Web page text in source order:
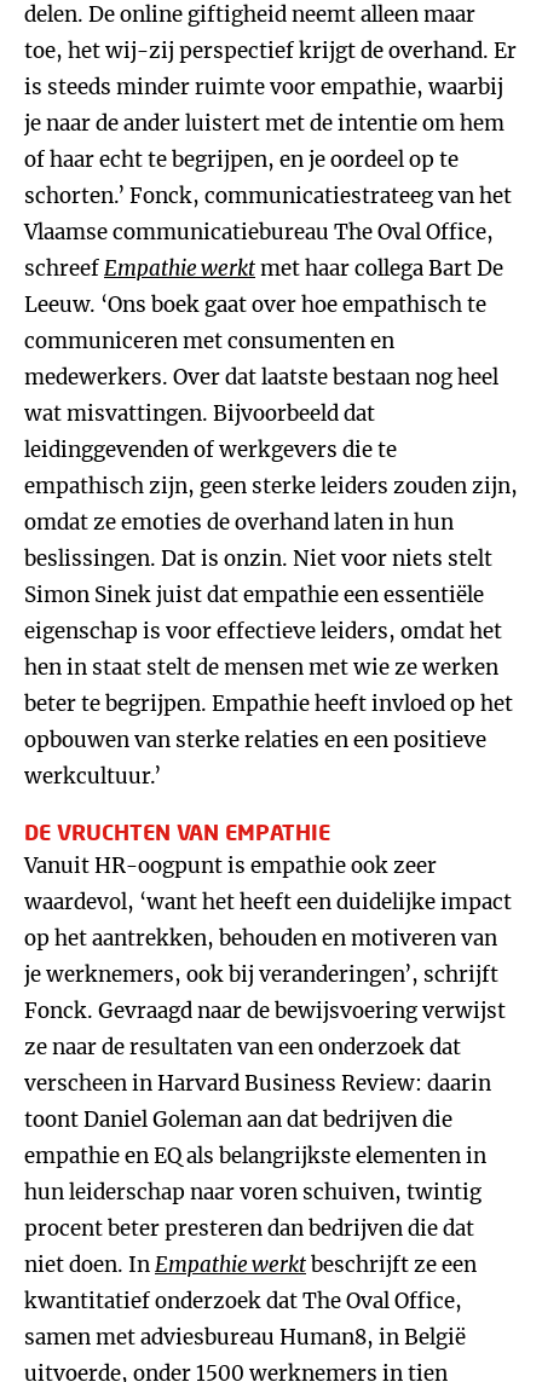
delen. De online giftigheid neemt alleen maar
toe, het wij-zij perspectief krijgt de overhand. Er
is steeds minder ruimte voor empathie, waarbij
je naar de ander luistert met de intentie om hem
of haar echt te begrijpen, en je oordeel op te
schorten.’ Fonck, communicatiestrateeg van het
Vlaamse communicatiebureau The Oval Office,
schreefEmpathie werktmet haar collega Bart De
Leeuw. ‘Ons boek gaat over hoe empathisch te
communiceren met consumenten en
medewerkers. Over dat laatste bestaan nog heel
wat misvattingen. Bijvoorbeeld dat
leidinggevenden of werkgevers die te
empathisch zijn, geen sterke leiders zouden zijn,
omdat ze emoties de overhand laten in hun
beslissingen. Dat is onzin. Niet voor niets stelt
Simon Sinek juist dat empathie een essentiële
eigenschap is voor effectieve leiders, omdat het
hen in staat stelt de mensen met wie ze werken
beter te begrijpen. Empathie heeft invloed op het
opbouwen van sterke relaties en een positieve
werkcultuur.’
DE VRUCHTEN VAN EMPATHIE
Vanuit HR-oogpunt is empathie ook zeer
waardevol, ‘want het heeft een duidelijke impact
op het aantrekken, behouden en motiveren van
je werknemers, ook bij veranderingen’, schrijft
Fonck. Gevraagd naar de bewijsvoering verwijst
ze naar de resultaten van een onderzoek dat
verscheen in Harvard Business Review: daarin
toont Daniel Goleman aan dat bedrijven die
empathie en EQ als belangrijkste elementen in
hun leiderschap naar voren schuiven, twintig
procent beter presteren dan bedrijven die dat
niet doen. InEmpathie werktbeschrijft ze een
kwantitatief onderzoek dat The Oval Office,
samen met adviesbureau Human8, in België
uitvoerde, onder 1500 werknemers in tien